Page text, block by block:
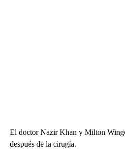
El doctor Nazir Khan y Milton
después de la cirugía.